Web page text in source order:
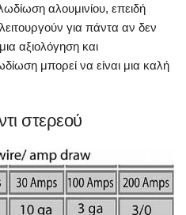
αλουμινίου, επειδή
για πάντα αν δεν
αξιολόγηση και
μπορεί να είναι μια καλή
στερεού